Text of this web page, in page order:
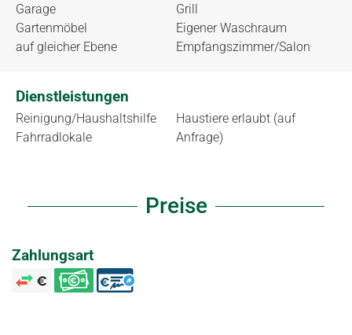
Garage
Gartenmöbel
auf gleicher Ebene
Grill
Eigener Waschraum
Empfangszimmer/Salon
Dienstleistungen
Reinigung/Haushaltshilfe
Fahrradlokale
Haustiere erlaubt (auf
Anfrage)
Preise
Zahlungsart